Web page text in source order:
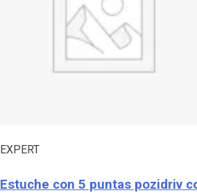
EXPERT
Estuche con 5 puntas pozidriv